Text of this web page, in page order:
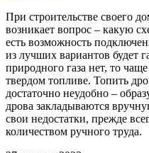
При строительстве своего
возникает вопрос – какую
есть возможность
из лучших вариантов будет
природного газа нет, то
твердом топливе. Топить
достаточно неудобно –
дрова закладываются
свои недостатки, прежде
количеством ручного труда.